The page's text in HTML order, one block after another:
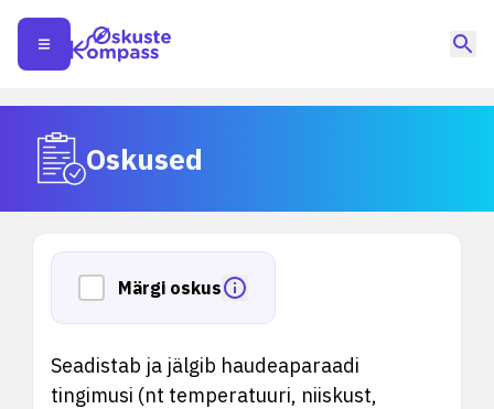
Oskused
Märgi oskus
Seadistab ja jälgib haudeaparaadi
tingimusi (nt temperatuuri, niiskust,